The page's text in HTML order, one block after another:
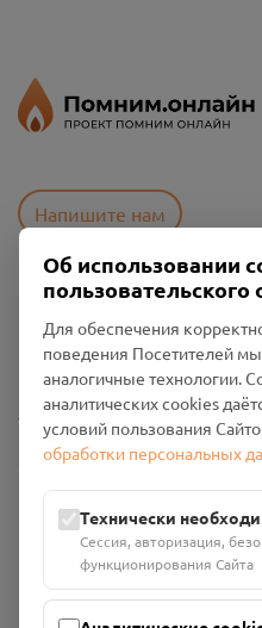
Напишите нам
Политика
Промо-материалы
Настройки cookies
Общество с ограниченной
Проект Помним»
ИНН: 6700029207 ОГРН:
Юридический адрес: 216790,
Руднянский, г. Рудня, улица
Номер счёта:
Об использовании
пользовательского
Для обеспечения
поведения Посетителей
аналогичные технологии.
аналитических cookies
условий пользования
обработки персональных
Технически
Сессия, авторизация,
функционирования Сайта